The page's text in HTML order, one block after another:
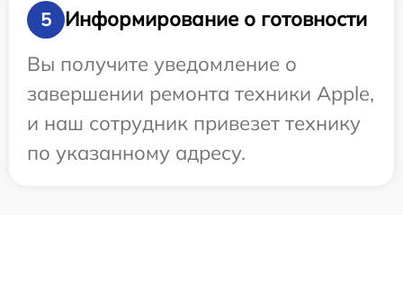
5
Информирование о готовности
Вы получите уведомление о
завершении ремонта техники Apple,
и наш сотрудник привезет технику
по указанному адресу.